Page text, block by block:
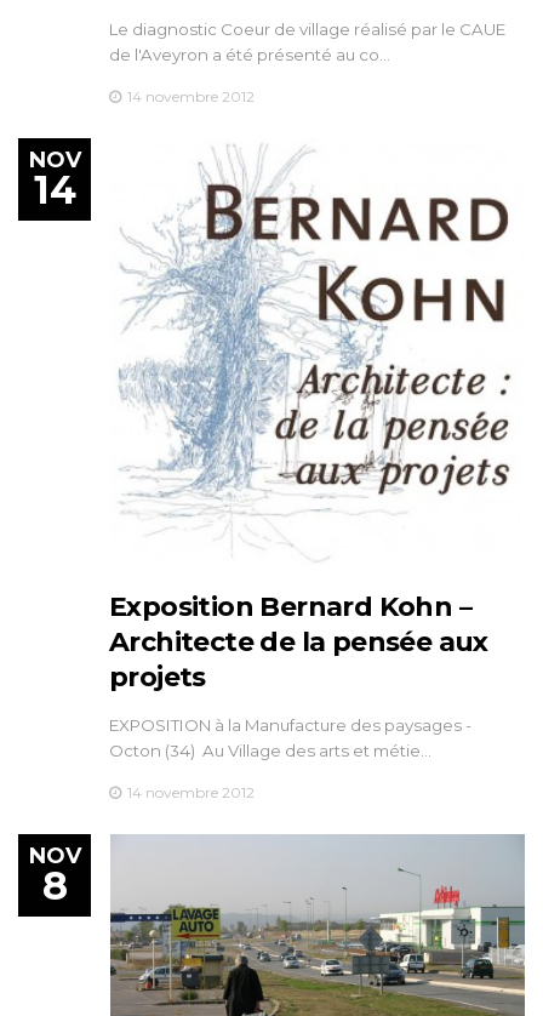
Le diagnostic Coeur de village réalisé par le CAUE
de l'Aveyron a été présenté au co…
14 novembre 2012
NOV
14
Exposition Bernard Kohn –
Architecte de la pensée aux
projets
EXPOSITION à la Manufacture des paysages -
Octon (34) Au Village des arts et métie…
14 novembre 2012
NOV
8